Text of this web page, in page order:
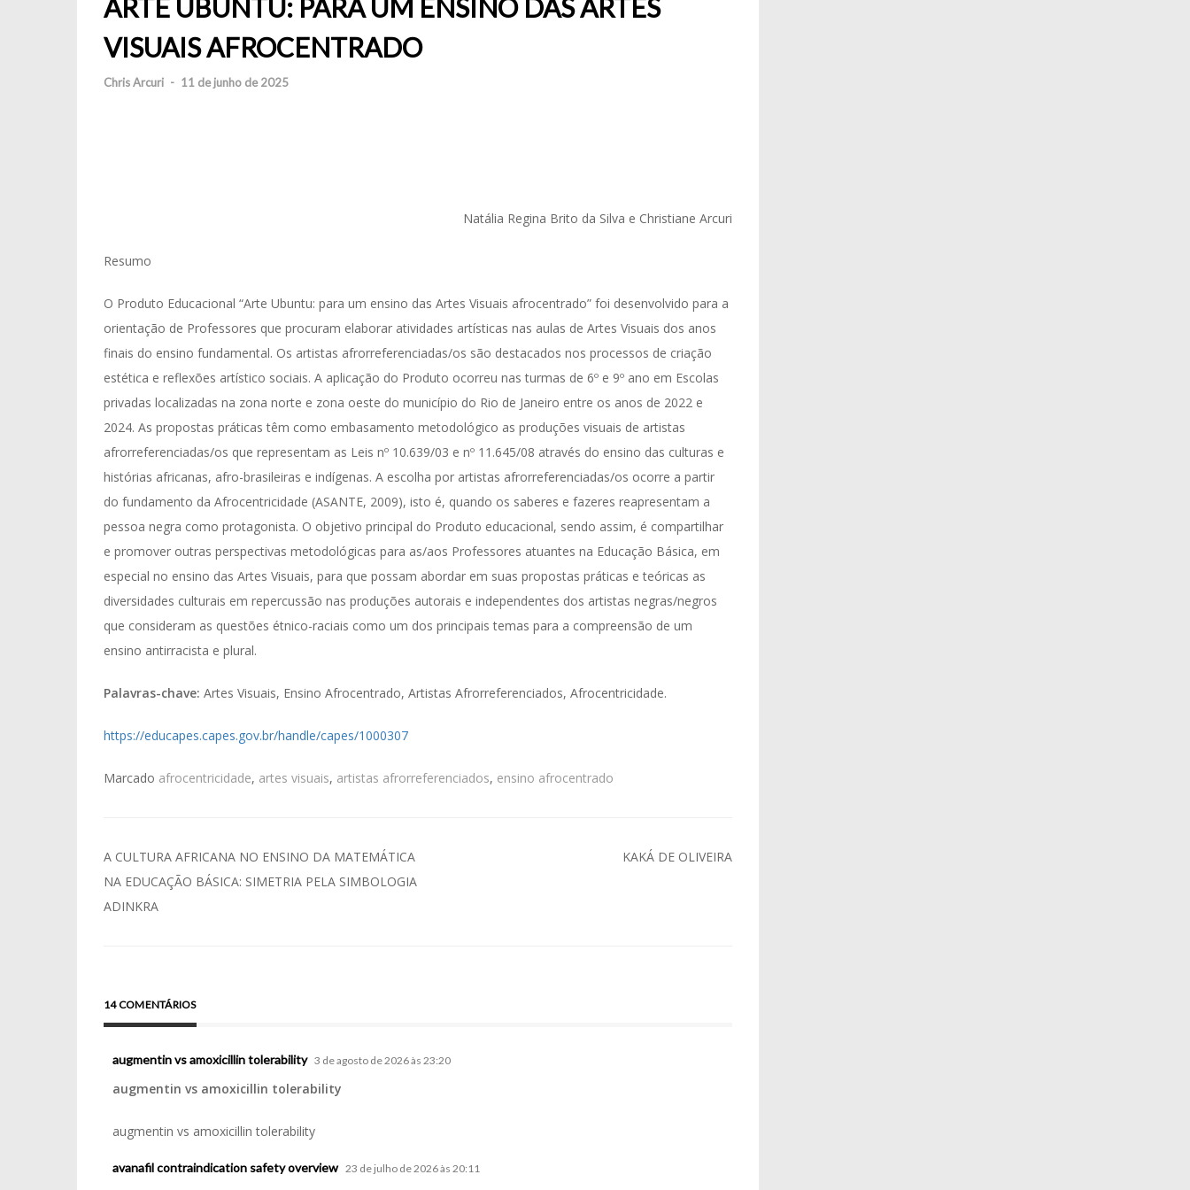
ARTE UBUNTU: PARA UM ENSINO DAS ARTES
VISUAIS AFROCENTRADO
Chris Arcuri - 11 de junho de 2025
Natália Regina Brito da Silva e Christiane Arcuri
Resumo
O Produto Educacional “Arte Ubuntu: para um ensino das Artes Visuais afrocentrado” foi desenvolvido para a
orientação de Professores que procuram elaborar atividades artísticas nas aulas de Artes Visuais dos anos
finais do ensino fundamental. Os artistas afrorreferenciadas/os são destacados nos processos de criação
estética e reflexões artístico sociais. A aplicação do Produto ocorreu nas turmas de 6º e 9º ano em Escolas
privadas localizadas na zona norte e zona oeste do município do Rio de Janeiro entre os anos de 2022 e
2024. As propostas práticas têm como embasamento metodológico as produções visuais de artistas
afrorreferenciadas/os que representam as Leis nº 10.639/03 e nº 11.645/08 através do ensino das culturas e
histórias africanas, afro-brasileiras e indígenas. A escolha por artistas afrorreferenciadas/os ocorre a partir
do fundamento da Afrocentricidade (ASANTE, 2009), isto é, quando os saberes e fazeres reapresentam a
pessoa negra como protagonista. O objetivo principal do Produto educacional, sendo assim, é compartilhar
e promover outras perspectivas metodológicas para as/aos Professores atuantes na Educação Básica, em
especial no ensino das Artes Visuais, para que possam abordar em suas propostas práticas e teóricas as
diversidades culturais em repercussão nas produções autorais e independentes dos artistas negras/negros
que consideram as questões étnico-raciais como um dos principais temas para a compreensão de um
ensino antirracista e plural.
Palavras-chave: Artes Visuais, Ensino Afrocentrado, Artistas Afrorreferenciados, Afrocentricidade.
https://educapes.capes.gov.br/handle/capes/1000307
Marcado afrocentricidade, artes visuais, artistas afrorreferenciados, ensino afrocentrado
Navegação
de
Post
A CULTURA AFRICANA NO ENSINO DA MATEMÁTICA
NA EDUCAÇÃO BÁSICA: SIMETRIA PELA SIMBOLOGIA
ADINKRA
KAKÁ DE OLIVEIRA
14 COMENTÁRIOS
augmentin vs amoxicillin tolerability 3 de agosto de 2026 às 23:20
augmentin vs amoxicillin tolerability
augmentin vs amoxicillin tolerability
avanafil contraindication safety overview 23 de julho de 2026 às 20:11